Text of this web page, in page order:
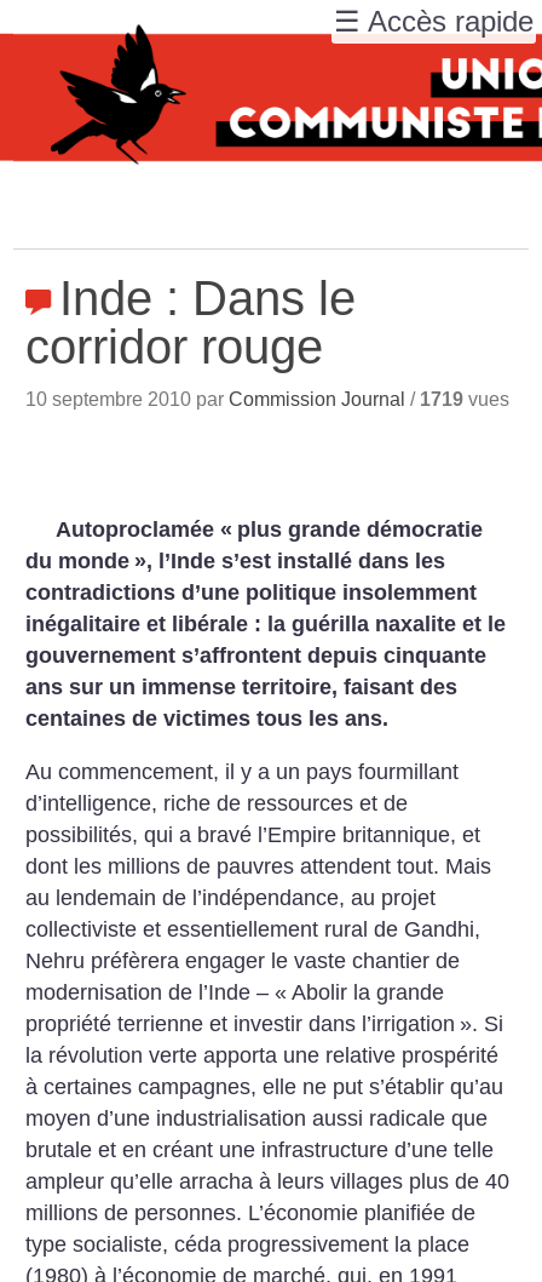
Inde : Dans le
corridor rouge
10 septembre 2010 parCommission Journal / 1719 vues
Autoproclamée « plus grande démocratie
du monde », l’Inde s’est installé dans les
contradictions d’une politique insolemment
inégalitaire et libérale : la guérilla naxalite et le
gouvernement s’affrontent depuis cinquante
ans sur un immense territoire, faisant des
centaines de victimes tous les ans.
Au commencement, il y a un pays fourmillant
d’intelligence, riche de ressources et de
possibilités, qui a bravé l’Empire britannique, et
dont les millions de pauvres attendent tout. Mais
au lendemain de l’indépendance, au projet
collectiviste et essentiellement rural de Gandhi,
Nehru préfèrera engager le vaste chantier de
modernisation de l’Inde – « Abolir la grande
propriété terrienne et investir dans l’irrigation ». Si
la révolution verte apporta une relative prospérité
à certaines campagnes, elle ne put s’établir qu’au
moyen d’une industrialisation aussi radicale que
brutale et en créant une infrastructure d’une telle
ampleur qu’elle arracha à leurs villages plus de 40
millions de personnes. L’économie planifiée de
type socialiste, céda progressivement la place
(1980) à l’économie de marché, qui, en 1991
☰ Accès rapide